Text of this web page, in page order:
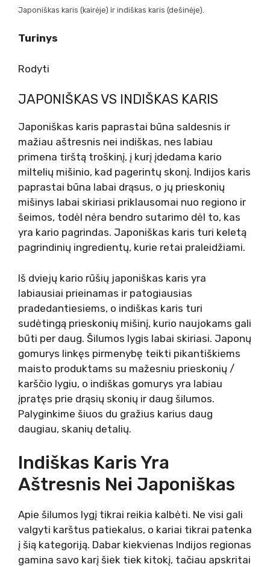
Japoniškas karis (kairėje) ir indiškas karis (dešinėje).
Turinys
Rodyti
JAPONIŠKAS VS INDIŠKAS KARIS
Japoniškas karis paprastai būna saldesnis ir
mažiau aštresnis nei indiškas, nes labiau
primena tirštą troškinį, į kurį įdedama kario
miltelių mišinio, kad pagerintų skonį. Indijos karis
paprastai būna labai drąsus, o jų prieskonių
mišinys labai skiriasi priklausomai nuo regiono ir
šeimos, todėl nėra bendro sutarimo dėl to, kas
yra kario pagrindas. Japoniškas karis turi keletą
pagrindinių ingredientų, kurie retai praleidžiami.
Iš dviejų kario rūšių japoniškas karis yra
labiausiai prieinamas ir patogiausias
pradedantiesiems, o indiškas karis turi
sudėtingą prieskonių mišinį, kurio naujokams gali
būti per daug. Šilumos lygis labai skiriasi. Japonų
gomurys linkęs pirmenybę teikti pikantiškiems
maisto produktams su mažesniu prieskonių /
karščio lygiu, o indiškas gomurys yra labiau
įpratęs prie drąsių skonių ir daug šilumos.
Palyginkime šiuos du gražius karius daug
daugiau, skanių detalių.
Indiškas Karis Yra
Aštresnis Nei Japoniškas
Apie šilumos lygį tikrai reikia kalbėti. Ne visi gali
valgyti karštus patiekalus, o kariai tikrai patenka
į šią kategoriją. Dabar kiekvienas Indijos regionas
gamina savo karį šiek tiek kitokį, tačiau apskritai